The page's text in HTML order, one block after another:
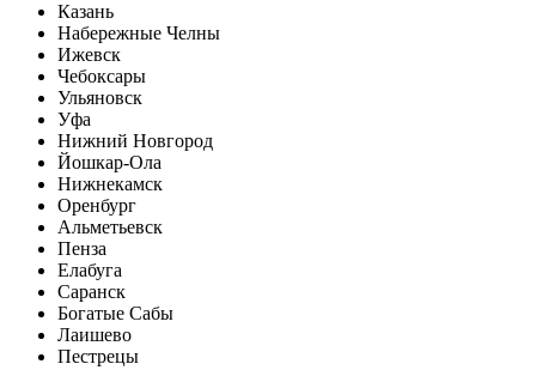
Казань
Набережные Челны
Ижевск
Чебоксары
Ульяновск
Уфа
Нижний Новгород
Йошкар-Ола
Нижнекамск
Оренбург
Альметьевск
Пенза
Елабуга
Саранск
Богатые Сабы
Лаишево
Пестрецы